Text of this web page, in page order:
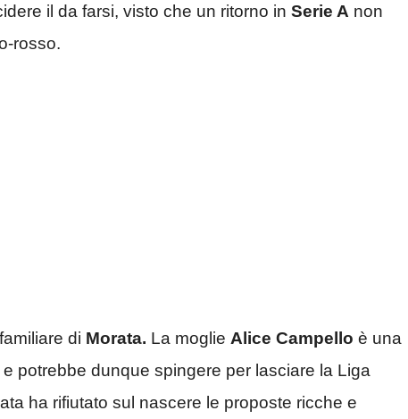
il da farsi, visto che un ritorno in Serie A non
rosso.
di Morata. La moglie Alice Campello è una
potrebbe dunque spingere per lasciare la Liga
ha rifiutato sul nascere le proposte ricche e